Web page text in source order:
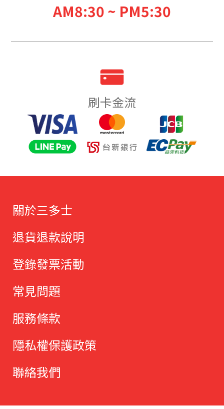
AM8:30 ~ PM5:30
刷卡金流
關於三多士
退貨退款說明
登錄發票活動
常見問題
服務條款
隱私權保護政策
聯絡我們